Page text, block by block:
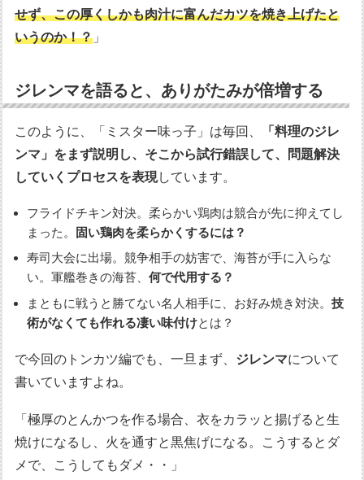
せず、この厚くしかも肉汁に富んだカツを焼き上げたと
いうのか！？ 」
ジレンマを語ると、ありがたみが倍増する
このように、「ミスター味っ子」は毎回、
「料理のジレ
ンマ」をまず説明し、そこから試行錯誤して、問題解決
していくプロセスを表現しています。
フライドチキン対決。柔らかい鶏肉は競合が先に抑えてし
まった。 固い鶏肉を柔らかくするには？
寿司大会に出場。競争相手の妨害で、海苔が手に入らな
い。軍艦巻きの海苔、何で代用する？
まともに戦うと勝てない名人相手に、お好み焼き対決。技
術がなくても作れる凄い味付けとは？
で今回のトンカツ編でも、一旦まず、 ジレンマについて
書いていますよね。
「極厚のとんかつを作る場合、衣をカラッと揚げると生
焼けになるし、火を通すと黒焦げになる。こうするとダ
メで、こうしてもダメ・・」